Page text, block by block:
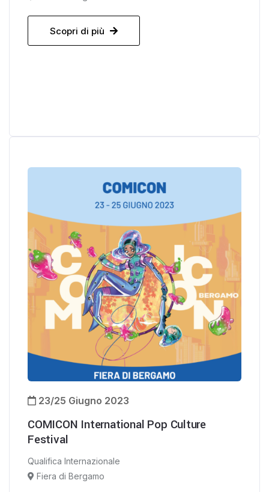
Scopri di più
23/25 Giugno 2023
COMICON International Pop Culture
Festival
Qualifica Internazionale
Fiera di Bergamo